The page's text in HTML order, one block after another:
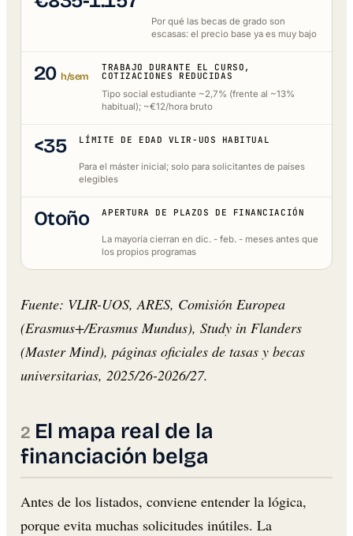
Por qué las becas de grado son
escasas: el precio base ya es muy bajo
20h/sem
TRABAJO DURANTE EL CURSO,
COTIZACIONES REDUCIDAS
Tipo social estudiante ~2,7% (frente al ~13%
habitual); ~€12/hora bruto
<35 LÍMITE DE EDAD VLIR-UOS HABITUAL
Para el máster inicial; solo para solicitantes de países
elegibles
Otoño APERTURA DE PLAZOS DE FINANCIACIÓN
La mayoría cierran en dic. - feb. - meses antes que
los propios programas
Fuente: VLIR-UOS, ARES, Comisión Europea
(Erasmus+/Erasmus Mundus), Study in Flanders
(Master Mind), páginas oficiales de tasas y becas
universitarias, 2025/26-2026/27.
El mapa real de la
financiación belga
Antes de los listados, conviene entender la lógica,
porque evita muchas solicitudes inútiles. La